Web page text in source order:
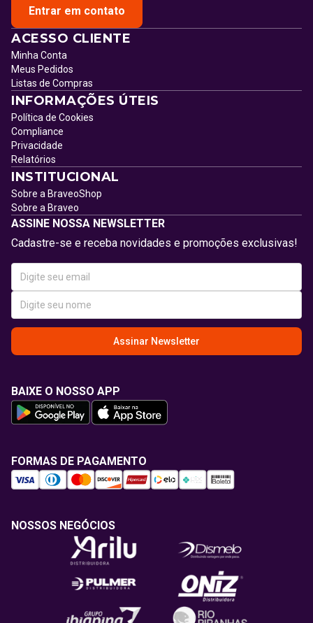
Entrar em contato
ACESSO CLIENTE
Minha Conta
Meus Pedidos
Listas de Compras
INFORMAÇÕES ÚTEIS
Política de Cookies
Compliance
Privacidade
Relatórios
INSTITUCIONAL
Sobre a BraveoShop
Sobre a Braveo
ASSINE NOSSA NEWSLETTER
Cadastre-se e receba novidades e promoções exclusivas!
Assinar Newsletter
BAIXE O NOSSO APP
FORMAS DE PAGAMENTO
NOSSOS NEGÓCIOS